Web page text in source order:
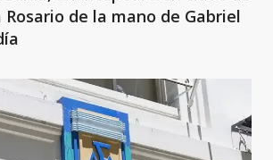
de la mano de Gabriel